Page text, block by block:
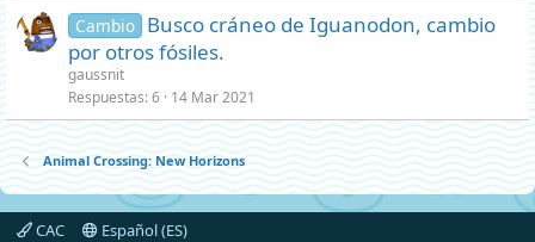
Cambio Busco cráneo de Iguanodon, cambio
por otros fósiles.
gaussnit
Respuestas 6 14 Mar 2021
Animal Crossing: New Horizons
CAC Español (ES)